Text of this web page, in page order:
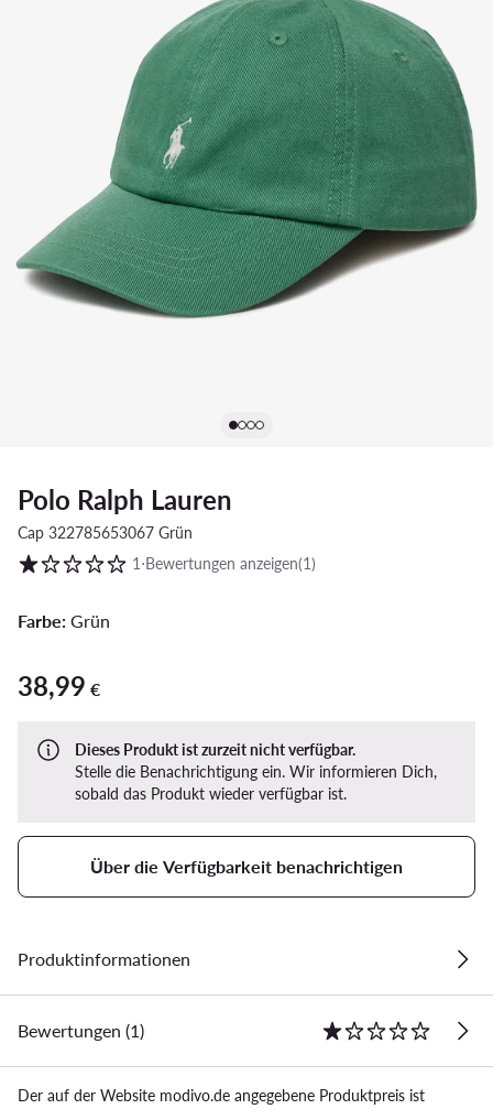
Polo Ralph Lauren
Cap 322785653067 Grün
Kundenbewertung auf Skala von 1 bis 5
1⋅Bewertungen anzeigen(1)
Farbe: Grün
38,99 €
38,99 €
Dieses Produkt ist zurzeit nicht verfügbar.
Stelle die Benachrichtigung ein. Wir informieren Dich,
sobald das Produkt wieder verfügbar ist.
Über die Verfügbarkeit benachrichtigen
Produktinformationen
Bewertungen (1)
Der auf der Website modivo.de angegebene Produktpreis ist